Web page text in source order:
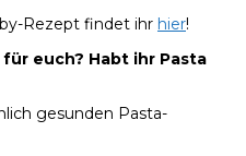
Rezept findet ihr hier!
euch? Habt ihr Pasta
gesunden Pasta-